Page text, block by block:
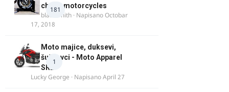
181
chock motorcycles
blacksmith · NapisanoOctobar
17, 2018
1
Moto majice, duksevi,
šuškavci - Moto Apparel
SRB
Lucky George · NapisanoApril 27